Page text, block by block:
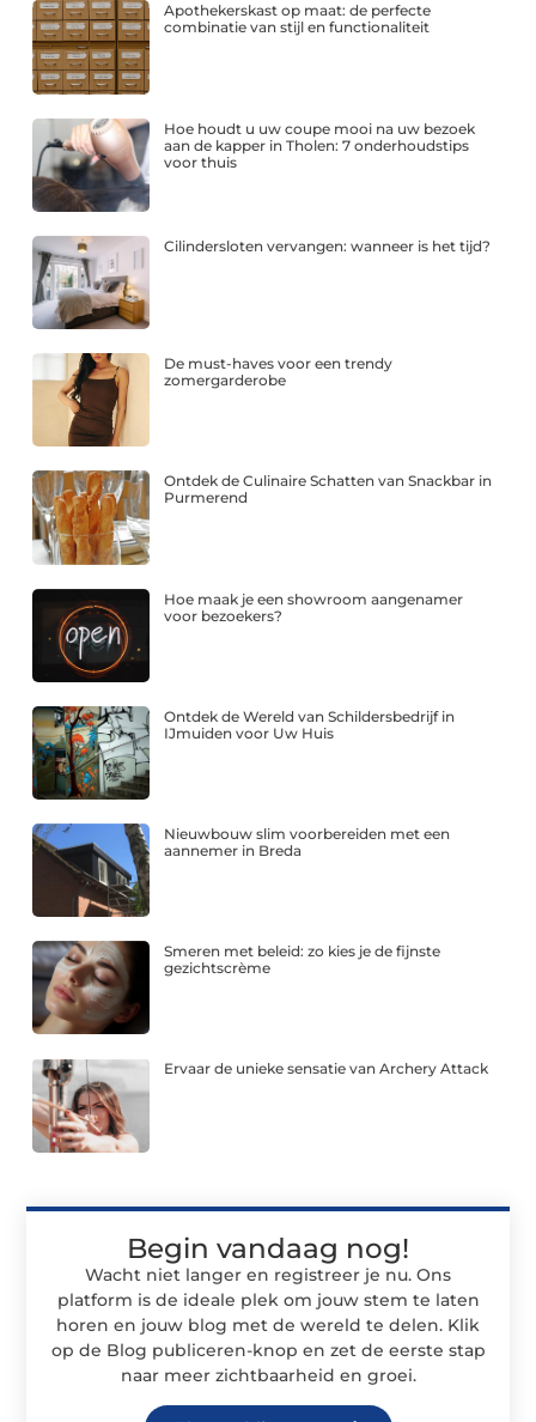
Apothekerskast op maat: de perfecte
combinatie van stijl en functionaliteit
Hoe houdt u uw coupe mooi na uw bezoek
aan de kapper in Tholen: 7 onderhoudstips
voor thuis
Cilindersloten vervangen: wanneer is het tijd?
De must-haves voor een trendy
zomergarderobe
Ontdek de Culinaire Schatten van Snackbar in
Purmerend
Hoe maak je een showroom aangenamer
voor bezoekers?
Ontdek de Wereld van Schildersbedrijf in
IJmuiden voor Uw Huis
Nieuwbouw slim voorbereiden met een
aannemer in Breda
Smeren met beleid: zo kies je de fijnste
gezichtscrème
Ervaar de unieke sensatie van Archery Attack
Begin vandaag nog!
Wacht niet langer en registreer je nu. Ons
platform is de ideale plek om jouw stem te laten
horen en jouw blog met de wereld te delen. Klik
op de Blog publiceren-knop en zet de eerste stap
naar meer zichtbaarheid en groei.